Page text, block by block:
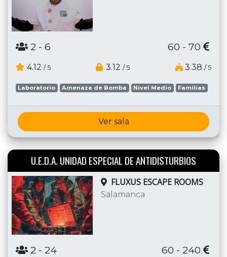
2 - 6 60 - 70
4.12 / 5 3.12 / 5 3.38 / 5
Laboratorio Amenaza de Bomba Nivel Medio Familias
Ver sala
U.E.D.A. UNIDAD ESPECIAL DE ANTIDISTURBIOS
FLUXUS ESCAPE ROOMS
Salamanca
2 - 24 60 - 240